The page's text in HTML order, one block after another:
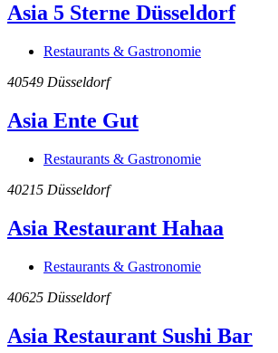
Asia 5 Sterne Düsseldorf
Restaurants & Gastronomie
40549 Düsseldorf
Asia Ente Gut
Restaurants & Gastronomie
40215 Düsseldorf
Asia Restaurant Hahaa
Restaurants & Gastronomie
40625 Düsseldorf
Asia Restaurant Sushi Bar